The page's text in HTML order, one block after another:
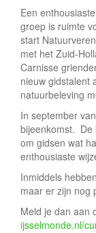
Een
groep is ruimte
start
met het Zuid-
Carnisse
nieuw gidstalent
natuurbeleving
In september
bijeenkomst. De
om gidsen wat
enthousiaste
Inmiddels
maar er zijn nog
Meld je dan aan
ijsselmonde.nl/